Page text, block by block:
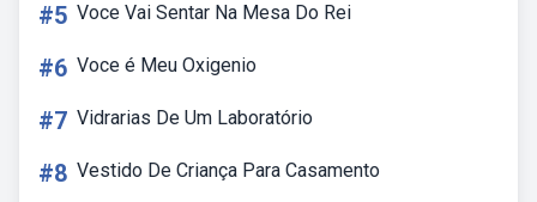
#5 Voce Vai Sentar Na Mesa Do Rei
#6 Voce é Meu Oxigenio
#7 Vidrarias De Um Laboratório
#8 Vestido De Criança Para Casamento